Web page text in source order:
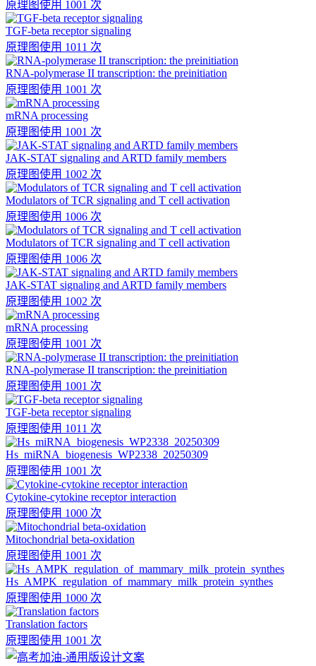
原理图使用 1001 次
TGF-beta receptor signaling
原理图使用 1011 次
RNA-polymerase II transcription: the preinitiation
原理图使用 1001 次
mRNA processing
原理图使用 1001 次
JAK-STAT signaling and ARTD family members
原理图使用 1002 次
Modulators of TCR signaling and T cell activation
原理图使用 1006 次
Modulators of TCR signaling and T cell activation
原理图使用 1006 次
JAK-STAT signaling and ARTD family members
原理图使用 1002 次
mRNA processing
原理图使用 1001 次
RNA-polymerase II transcription: the preinitiation
原理图使用 1001 次
TGF-beta receptor signaling
原理图使用 1011 次
Hs_miRNA_biogenesis_WP2338_20250309
原理图使用 1001 次
Cytokine-cytokine receptor interaction
原理图使用 1000 次
Mitochondrial beta-oxidation
原理图使用 1001 次
Hs_AMPK_regulation_of_mammary_milk_protein_synthes
原理图使用 1000 次
Translation factors
原理图使用 1001 次